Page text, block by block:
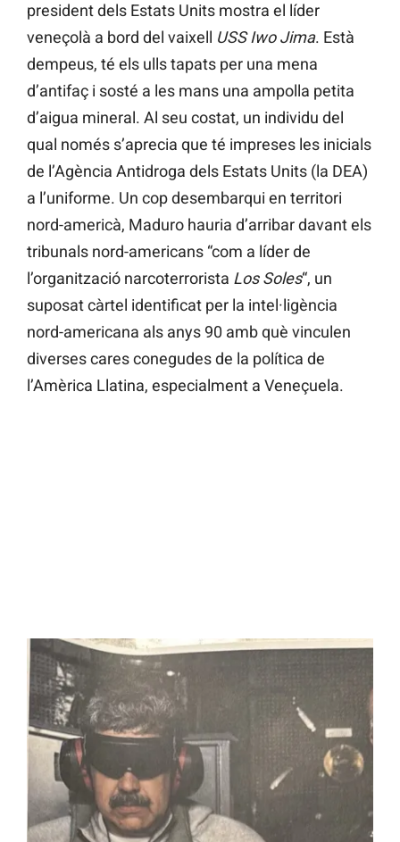
president dels Estats Units mostra el líder
veneçolà a bord del vaixell USS Iwo Jima. Està
dempeus, té els ulls tapats per una mena
d’antifaç i sosté a les mans una ampolla petita
d’aigua mineral. Al seu costat, un individu del
qual només s’aprecia que té impreses les inicials
de l’Agència Antidroga dels Estats Units (la DEA)
a l’uniforme. Un cop desembarqui en territori
nord-americà, Maduro hauria d’arribar davant els
tribunals nord-americans “com a líder de
l’organització narcoterrorista Los Soles“, un
suposat càrtel identificat per la intel·ligència
nord-americana als anys 90 amb què vinculen
diverses cares conegudes de la política de
l’Amèrica Llatina, especialment a Veneçuela.